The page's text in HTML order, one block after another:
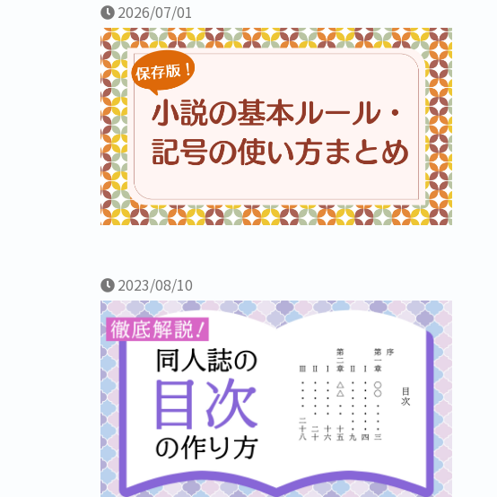
2026/07/01
2023/08/10